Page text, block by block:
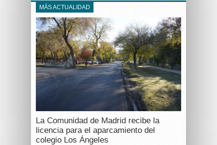
MÁS ACTUALIDAD
La Comunidad de Madrid recibe la
licencia para el aparcamiento del
colegio Los Ángeles